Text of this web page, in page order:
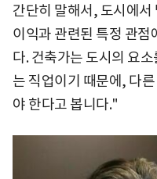
간단히 말해서, 도시에서
이익과 관련된 특정 관점
다. 건축가는 도시의 요
는 직업이기 때문에, 다
야 한다고 봅니다."